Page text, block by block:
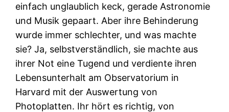
einfach unglaublich keck, gerade Astronomie
und Musik gepaart. Aber ihre Behinderung
wurde immer schlechter, und was machte
sie? Ja, selbstverständlich, sie machte aus
ihrer Not eine Tugend und verdiente ihren
Lebensunterhalt am Observatorium in
Harvard mit der Auswertung von
Photoplatten. Ihr hört es richtig, von